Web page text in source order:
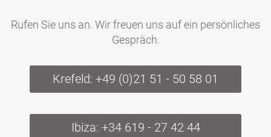
Rufen Sie uns an. Wir freuen uns auf ein persönliches
Gespräch.
Krefeld: +49 (0)21 51 - 50 58 01
Ibiza: +34 619 - 27 42 44